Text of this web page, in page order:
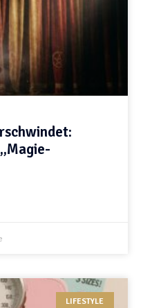
LIFESTYLE